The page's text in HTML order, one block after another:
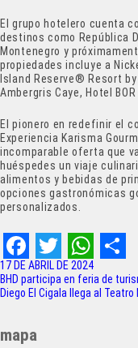
El grupo hotelero cuenta
destinos como República
Montenegro y
propiedades incluye a
Island Reserve® Resort
Ambergris Caye, Hotel
El pionero en redefinir el
Experiencia Karisma
incomparable oferta que
huéspedes un viaje
alimentos y bebidas de
opciones gastronómicas
personalizados.
F
a
c
T
w
W
h
S
h
17 DE ABRIL DE 2024
Navegación
de
BHD participa en feria de
Diego El Cigala llega al
mapa